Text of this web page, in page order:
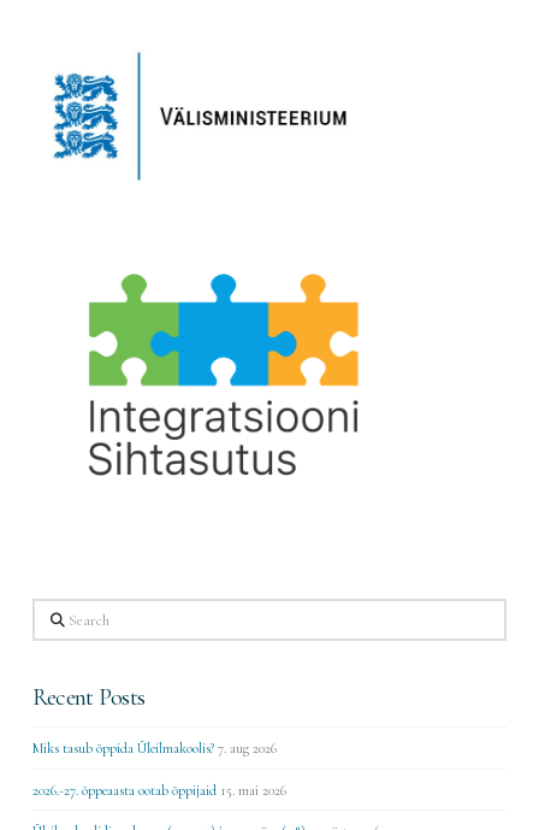
Search
Recent Posts
Miks tasub õppida Üleilmakoolis? 7. aug 2026
2026.-27. õppeaasta ootab õppijaid 15. mai 2026